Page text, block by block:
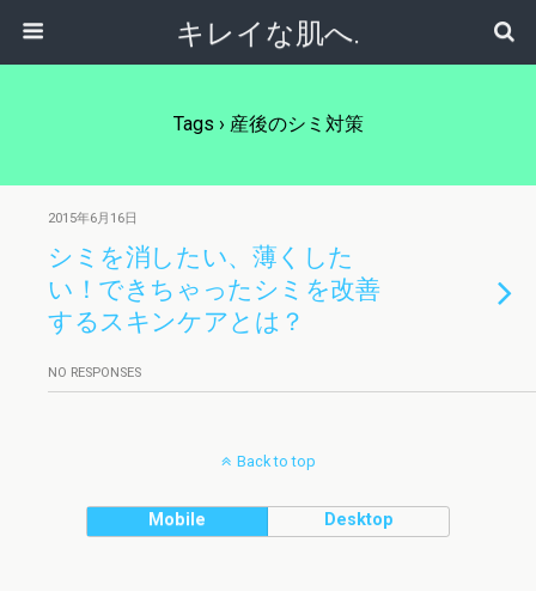
キレイな肌へ.
Tags › 産後のシミ対策
2015年6月16日
シミを消したい、薄くした
い！できちゃったシミを改善
するスキンケアとは？
NO RESPONSES
Back to top
Mobile Desktop